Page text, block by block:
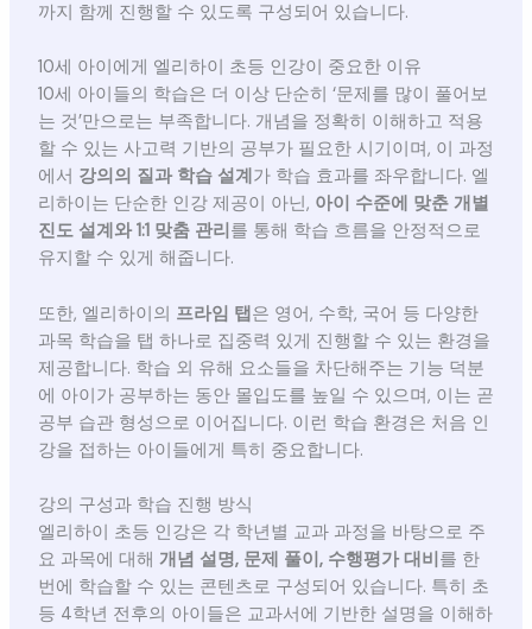
까지 함께 진행할 수 있도록 구성되어 있습니다.
10세 아이에게 엘리하이 초등 인강이 중요한 이유
10세 아이들의 학습은 더 이상 단순히 ‘문제를 많이 풀어보
는 것’만으로는 부족합니다. 개념을 정확히 이해하고 적용
할 수 있는 사고력 기반의 공부가 필요한 시기이며, 이 과정
에서 강의의 질과 학습 설계 가 학습 효과를 좌우합니다. 엘
리하이는 단순한 인강 제공이 아닌, 아이 수준에 맞춘 개별
진도 설계와 1:1 맞춤 관리 를 통해 학습 흐름을 안정적으로
유지할 수 있게 해줍니다.
또한, 엘리하이의 프라임 탭 은 영어, 수학, 국어 등 다양한
과목 학습을 탭 하나로 집중력 있게 진행할 수 있는 환경을
제공합니다. 학습 외 유해 요소들을 차단해주는 기능 덕분
에 아이가 공부하는 동안 몰입도를 높일 수 있으며, 이는 곧
공부 습관 형성으로 이어집니다. 이런 학습 환경은 처음 인
강을 접하는 아이들에게 특히 중요합니다.
강의 구성과 학습 진행 방식
엘리하이 초등 인강은 각 학년별 교과 과정을 바탕으로 주
요 과목에 대해 개념 설명, 문제 풀이, 수행평가 대비 를 한
번에 학습할 수 있는 콘텐츠로 구성되어 있습니다. 특히 초
등 4학년 전후의 아이들은 교과서에 기반한 설명을 이해하